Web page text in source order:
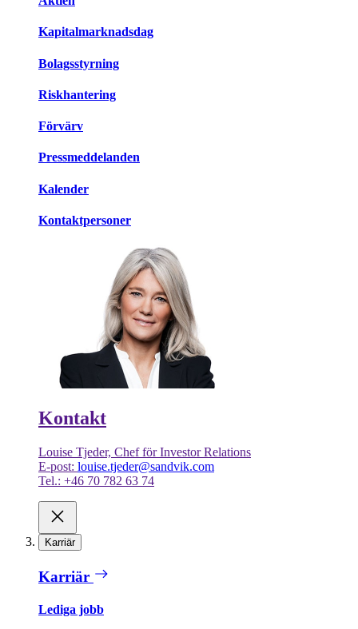
Kapitalmarknadsdag
Bolagsstyrning
Riskhantering
Förvärv
Pressmeddelanden
Kalender
Kontaktpersoner
Kontakt
Louise Tjeder, Chef för Investor Relations
E-post: louise.tjeder@sandvik.com
Tel.: +46 70 782 63 74
Karriär
Karriär
Lediga jobb